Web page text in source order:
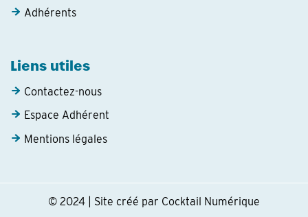
Adhérents
Liens utiles
Contactez-nous
Espace Adhérent
Mentions légales
© 2024 | Site créé par Cocktail Numérique